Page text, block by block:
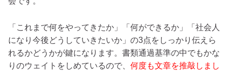
「これまで何をやってきたか」「何ができるか」「社会人
になり今後どうしていきたいか」の3点をしっかり伝えら
れるかどうかが鍵になります。書類通過基準の中でもかな
りのウェイトをしめているので、 何度も文章を推敲しまし